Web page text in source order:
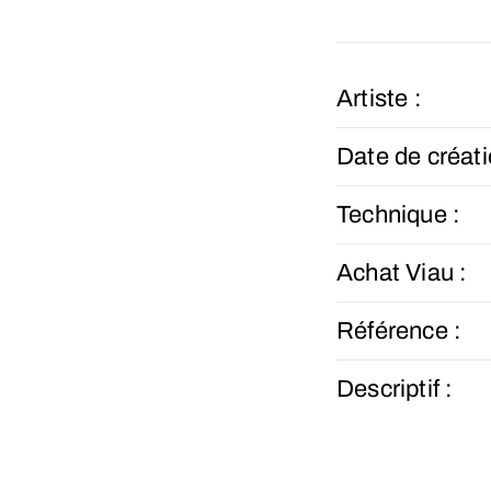
Artiste :
Date de
Technique :
Achat Viau :
Référence :
Descriptif :